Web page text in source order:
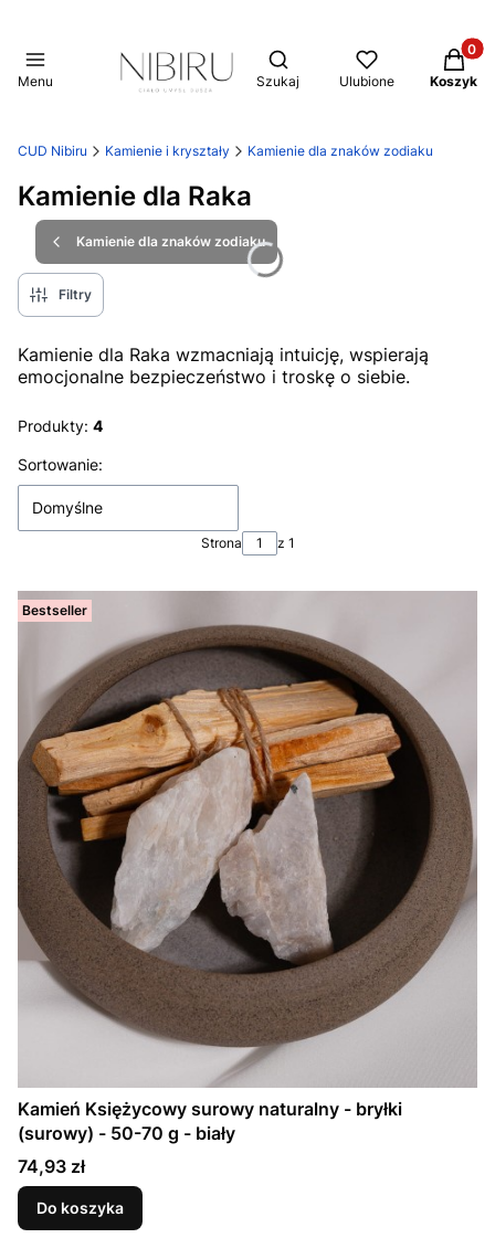
Menu
Otwórz wyszukiwarkę
Szukaj Ulubione Koszyk
CUD Nibiru Kamienie i kryształy Kamienie dla znaków zodiaku
Kamienie dla Raka
Kamienie dla znaków zodiaku
Filtry
Kamienie dla Raka wzmacniają intuicję, wspierają
emocjonalne bezpieczeństwo i troskę o siebie.
Produkty: 4
Lista produktów
Sortowanie:
Domyślne
Strona z 1
Bestseller
Kamień Księżycowy surowy naturalny - bryłki
(surowy) - 50-70 g - biały
Cena
74,93 zł
Do koszyka